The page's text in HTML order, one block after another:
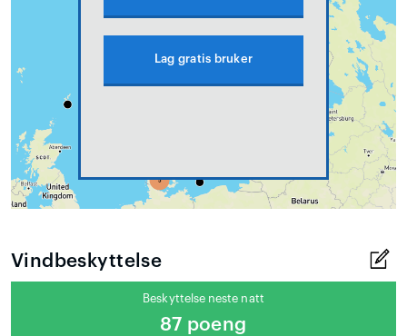
Lag gratis bruker
Vindbeskyttelse
Beskyttelse neste natt
87 poeng